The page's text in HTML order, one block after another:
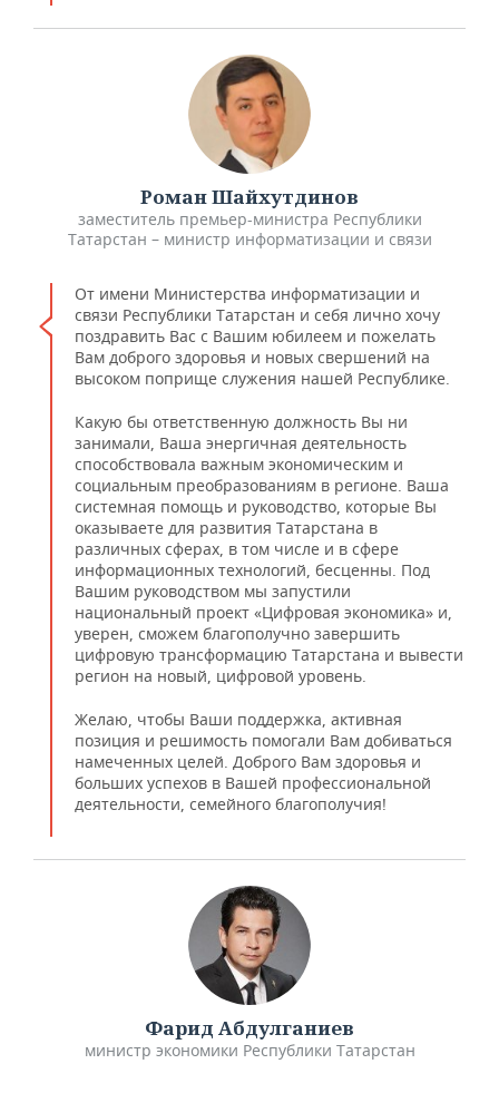
Роман Шайхутдинов
заместитель премьер-министра Республики
Татарстан – министр информатизации и связи
От имени Министерства информатизации и
связи Республики Татарстан и себя лично хочу
поздравить Вас с Вашим юбилеем и пожелать
Вам доброго здоровья и новых свершений на
высоком поприще служения нашей Республике.
Какую бы ответственную должность Вы ни
занимали, Ваша энергичная деятельность
способствовала важным экономическим и
социальным преобразованиям в регионе. Ваша
системная помощь и руководство, которые Вы
оказываете для развития Татарстана в
различных сферах, в том числе и в сфере
информационных технологий, бесценны. Под
Вашим руководством мы запустили
национальный проект «Цифровая экономика» и,
уверен, сможем благополучно завершить
цифровую трансформацию Татарстана и вывести
регион на новый, цифровой уровень.
Желаю, чтобы Ваши поддержка, активная
позиция и решимость помогали Вам добиваться
намеченных целей. Доброго Вам здоровья и
больших успехов в Вашей профессиональной
деятельности, семейного благополучия!
Фарид Абдулганиев
министр экономики Республики Татарстан